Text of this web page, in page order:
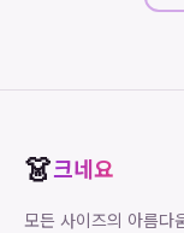
👗크네요
모든 사이즈의 아름다